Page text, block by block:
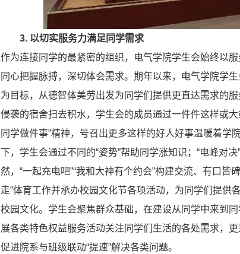
3. 以切实服务力满足同学需求
作为连接同学的最紧密的组织，电气学院学生会始终以
同心把握脉搏，深切体会需求。期年以来，电气学院学
为目标，从德智体美劳出发为同学们提供更直达需求的
侵袭的宿舍扫去积水，学生会的成员通过一件件这样或
同学做件事”精神，号召出更多这样的好人好事温暖着学
下，学生会通过不同的“姿势”帮助同学涨知识；“电峰对决
然，“一起充电吧”“我和大神有个约会”构建交流、有口皆
走”体育工作并承办校园文化节各项活动，为同学们提供
校园文化。学生会聚焦群众基础，在建设从同学中来到
展各类特色权益服务活动关注同学们生活的各处需求，更
促进院系与班级联动“提速”解决各类问题。